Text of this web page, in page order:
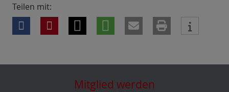
Teilen mit:
Mitglied werden